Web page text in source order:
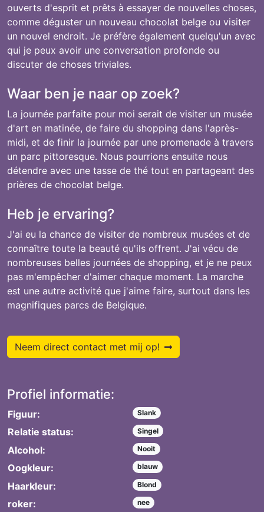
ouverts d'esprit et prêts à essayer de nouvelles choses,
comme déguster un nouveau chocolat belge ou visiter
un nouvel endroit. Je préfère également quelqu'un avec
qui je peux avoir une conversation profonde ou
discuter de choses triviales.
Waar ben je naar op zoek?
La journée parfaite pour moi serait de visiter un musée
d'art en matinée, de faire du shopping dans l'après-
midi, et de finir la journée par une promenade à travers
un parc pittoresque. Nous pourrions ensuite nous
détendre avec une tasse de thé tout en partageant des
prières de chocolat belge.
Heb je ervaring?
J'ai eu la chance de visiter de nombreux musées et de
connaître toute la beauté qu'ils offrent. J'ai vécu de
nombreuses belles journées de shopping, et je ne peux
pas m'empêcher d'aimer chaque moment. La marche
est une autre activité que j'aime faire, surtout dans les
magnifiques parcs de Belgique.
Neem direct contact met mij op!
Profiel informatie:
Figuur: Slank
Relatie status: Singel
Alcohol: Nooit
Oogkleur: blauw
Haarkleur: Blond
roker: nee